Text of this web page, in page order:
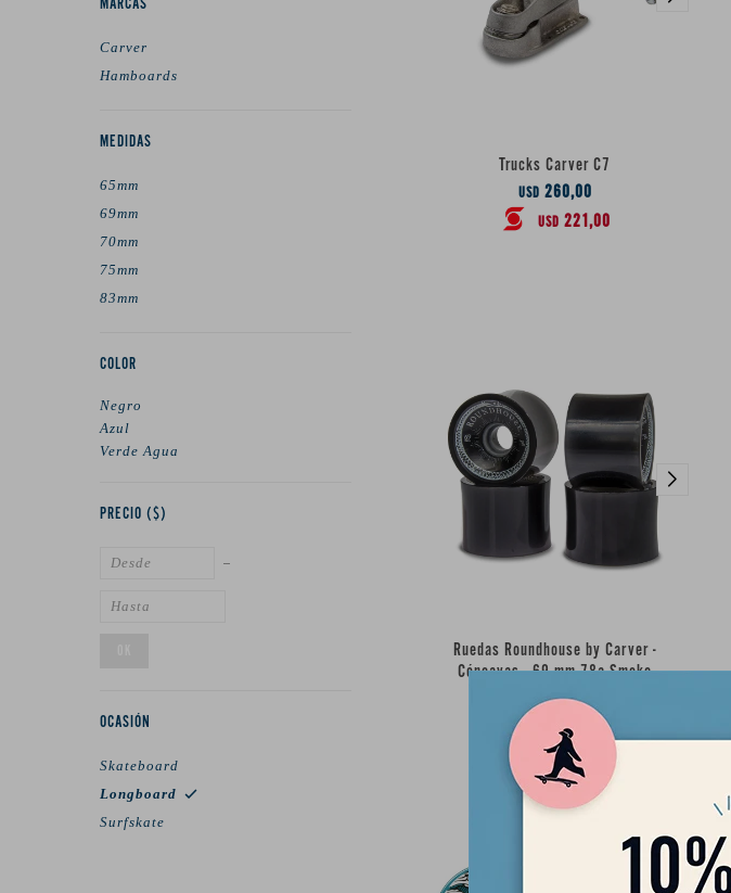
Trucks Carver C7
USD 260,00
USD 221,00
Ruedas Roundhouse by Carver -
Cóncavas - 69 mm 78a Smoke
USD 85,00
USD 72,25
Carver
Hamboards
PRECIO ($)
OCASIÓN
Skateboard
Longboard
Surfskate
MEDIDAS
65mm
69mm
70mm
75mm
83mm
COLOR
Negro
Azul
Verde Agua